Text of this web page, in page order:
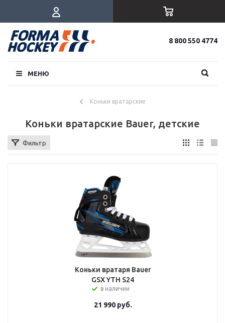
8 800 550 4774
МЕНЮ
Коньки вратарские
Коньки вратарские Bauer, детские
Фильтр
Коньки вратаря Bauer
GSX YTH S24
в наличии
21 990руб.